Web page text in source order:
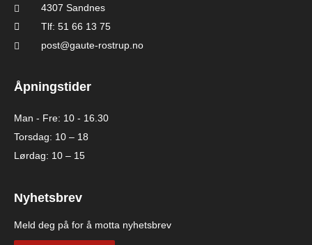
4307 Sandnes
Tlf: 51 66 13 75
post@gaute-rostrup.no
Åpningstider
Man - Fre: 10 - 16.30
Torsdag: 10 – 18
Lørdag: 10 – 15
Nyhetsbrev
Meld deg på for å motta nyhetsbrev